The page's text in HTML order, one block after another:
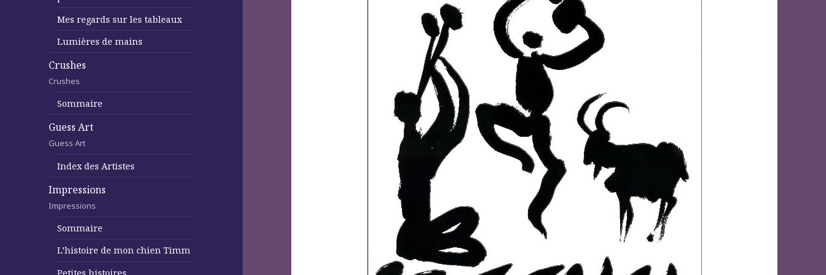
Mes regards sur les tableaux
Lumières de mains
Crushes
Crushes
Sommaire
Guess Art
Guess Art
Index des Artistes
Impressions
Impressions
Sommaire
L’histoire de mon chien Timm